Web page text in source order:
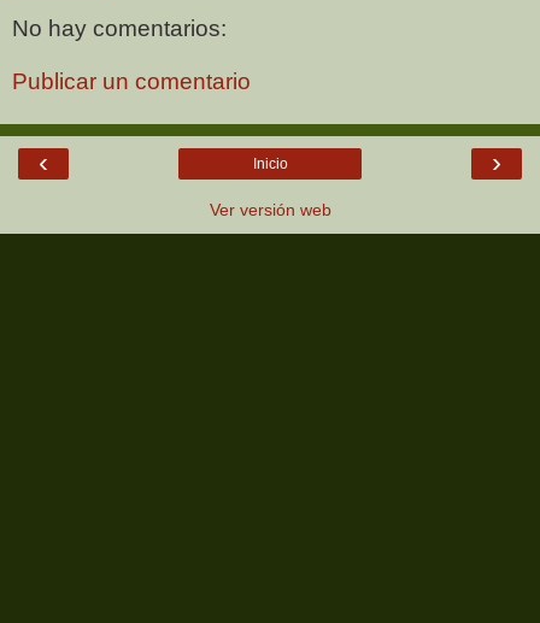
No hay comentarios:
Publicar un comentario
‹ ›
Inicio
Ver versión web